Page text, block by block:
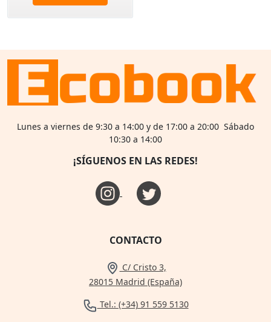
Lunes a viernes de 9:30 a 14:00 y de 17:00 a 20:00 Sábado
10:30 a 14:00
¡SÍGUENOS EN LAS REDES!
CONTACTO
C/ Cristo 3,
28015 Madrid (España)
Tel.: (+34) 91 559 5130